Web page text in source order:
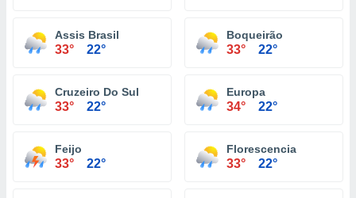
Assis Brasil
33° 22°
Boqueirão
33° 22°
Cruzeiro Do Sul
33° 22°
Europa
34° 22°
Feijo
33° 22°
Florescencia
33° 22°